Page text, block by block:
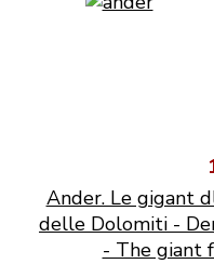
Ander. Le gigant
delle Dolomiti -
- The giant